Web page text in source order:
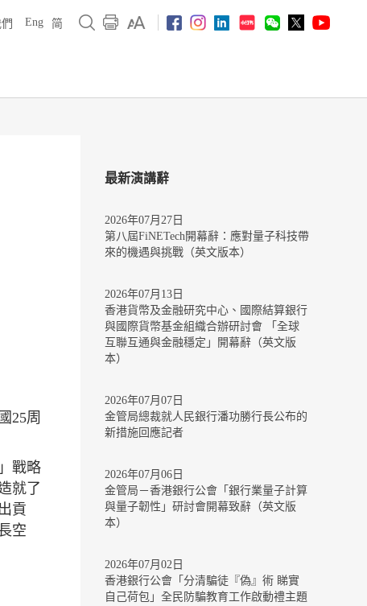
Eng 简
25周
戰略
就了
貢
空
最新演講辭
2026年07月27日
第八屆FiNETech開幕辭：應對量子科技帶
來的機遇與挑戰（英文版本）
2026年07月13日
香港貨幣及金融研究中心、國際結算銀行
與國際貨幣基金組織合辦研討會 「全球
互聯互通與金融穩定」開幕辭（英文版
本）
2026年07月07日
金管局總裁就人民銀行潘功勝行長公布的
新措施回應記者
2026年07月06日
金管局－香港銀行公會「銀行業量子計算
與量子韌性」研討會開幕致辭（英文版
本）
2026年07月02日
香港銀行公會「分清騙徒『偽』術 睇實
自己荷包」全民防騙教育工作啟動禮主題